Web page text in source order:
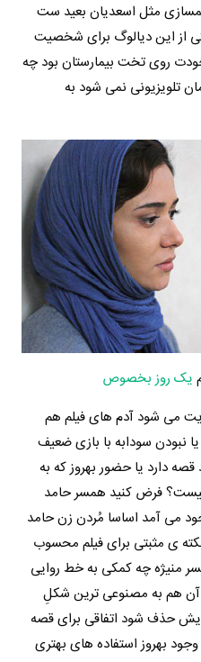
مثل اسعدیان بعید ست
از این دیالوگ برای شخصیت
روی تخت بیمارستان بود چه
تلویزیونی نمی شود به
یک روز بخصوص
می شود آدم های فیلم هم
سودابه با بازی ضعیف
دارد یا حضور بهروز که به
فرض کنید همسر حامد
می آمد اساسا مُردن زن حامد
ی مثبتی برای فیلم محسوب
منیژه چه کمکی به خط روایی
آن هم به مصنوعی ترین شکلِ
حذف شود اتفاقی برای قصه
بهروز استفاده های بهتری